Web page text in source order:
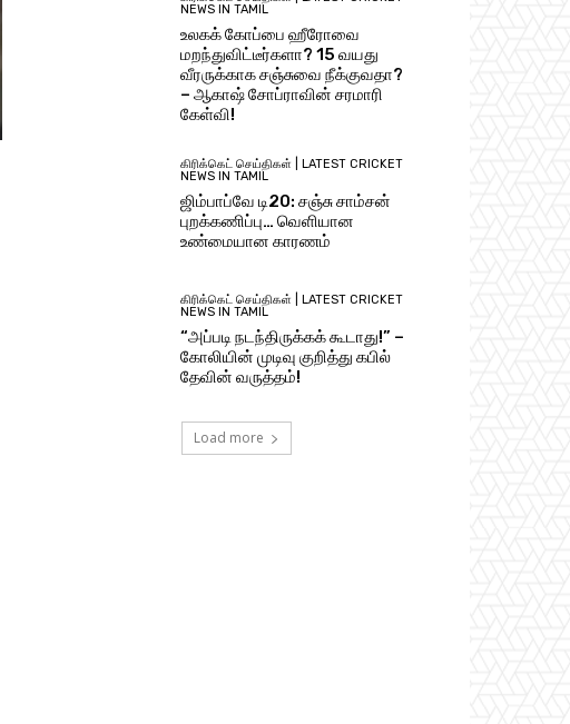
NEWS IN TAMIL
உலகக் கோப்பை ஹீரோவை
மறந்துவிட்டீர்களா? 15 வயது
வீரருக்காக சஞ்சுவை நீக்குவதா?
– ஆகாஷ் சோப்ராவின் சரமாரி
கேள்வி!
கிரிக்கெட் செய்திகள் | LATEST CRICKET
NEWS IN TAMIL
ஜிம்பாப்வே டி20: சஞ்சு சாம்சன்
புறக்கணிப்பு… வெளியான
உண்மையான காரணம்
கிரிக்கெட் செய்திகள் | LATEST CRICKET
NEWS IN TAMIL
“அப்படி நடந்திருக்கக் கூடாது!” –
கோலியின் முடிவு குறித்து கபில்
தேவின் வருத்தம்!
Load more